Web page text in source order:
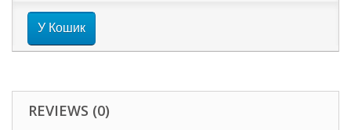
У Кошик
REVIEWS (0)